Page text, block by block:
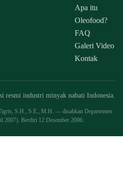
Apa itu
Oleofood?
FAQ
Galeri Video
Kontak
resmi industri minyak nabati Indonesia.
S.H., S.E., M.H. — disahkan Departemen
Berdiri 12 Desember 2006.